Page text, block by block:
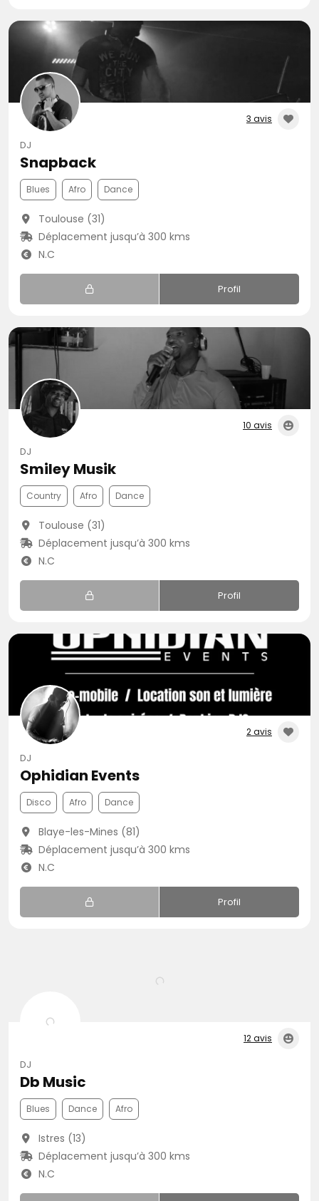
3 avis
DJ
Snapback
Blues Afro Dance
Toulouse (31)
Déplacement jusqu’à 300 kms
N.C
Profil
10 avis
DJ
Smiley Musik
Country Afro Dance
Toulouse (31)
Déplacement jusqu’à 300 kms
N.C
Profil
2 avis
DJ
Ophidian Events
Disco Afro Dance
Blaye-les-Mines (81)
Déplacement jusqu’à 300 kms
N.C
Profil
12 avis
DJ
Db Music
Blues Dance Afro
Istres (13)
Déplacement jusqu’à 300 kms
N.C